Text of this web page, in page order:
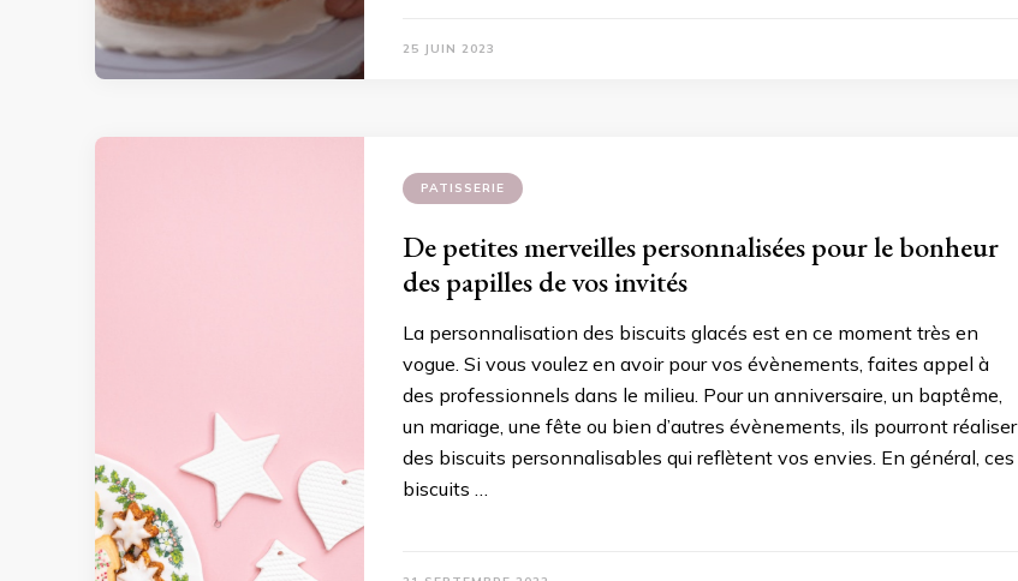
25 JUIN 2023
PATISSERIE
De petites merveilles personnalisées pour le bonheur
des papilles de vos invités
La personnalisation des biscuits glacés est en ce moment très en
vogue. Si vous voulez en avoir pour vos évènements, faites appel à
des professionnels dans le milieu. Pour un anniversaire, un baptême,
un mariage, une fête ou bien d’autres évènements, ils pourront réaliser
des biscuits personnalisables qui reflètent vos envies. En général, ces
biscuits …